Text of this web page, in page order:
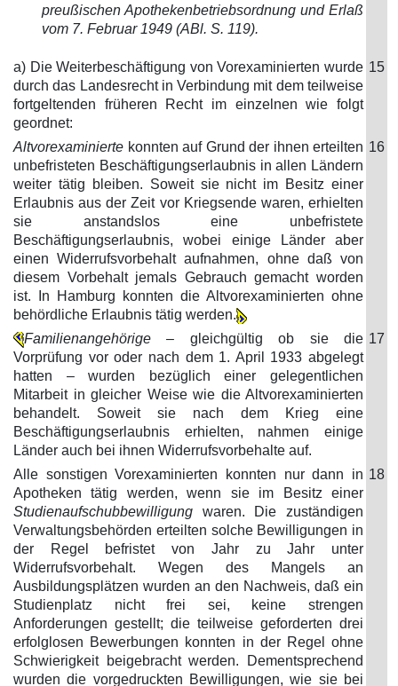
preußischen Apothekenbetriebsordnung und Erlaß
vom 7. Februar 1949 (ABl. S. 119).
a) Die Weiterbeschäftigung von Vorexaminierten wurde
durch das Landesrecht in Verbindung mit dem teilweise
fortgeltenden früheren Recht im einzelnen wie folgt
geordnet:
15
Altvorexaminierte konnten auf Grund der ihnen erteilten
unbefristeten Beschäftigungserlaubnis in allen Ländern
weiter tätig bleiben. Soweit sie nicht im Besitz einer
Erlaubnis aus der Zeit vor Kriegsende waren, erhielten
sie anstandslos eine unbefristete
Beschäftigungserlaubnis, wobei einige Länder aber
einen Widerrufsvorbehalt aufnahmen, ohne daß von
diesem Vorbehalt jemals Gebrauch gemacht worden
ist. In Hamburg konnten die Altvorexaminierten ohne
behördliche Erlaubnis tätig werden.
16
Familienangehörige – gleichgültig ob sie die
Vorprüfung vor oder nach dem 1. April 1933 abgelegt
hatten – wurden bezüglich einer gelegentlichen
Mitarbeit in gleicher Weise wie die Altvorexaminierten
behandelt. Soweit sie nach dem Krieg eine
Beschäftigungserlaubnis erhielten, nahmen einige
Länder auch bei ihnen Widerrufsvorbehalte auf.
17
Alle sonstigen Vorexaminierten konnten nur dann in
Apotheken tätig werden, wenn sie im Besitz einer
Studienaufschubbewilligung waren. Die zuständigen
Verwaltungsbehörden erteilten solche Bewilligungen in
der Regel befristet von Jahr zu Jahr unter
Widerrufsvorbehalt. Wegen des Mangels an
Ausbildungsplätzen wurden an den Nachweis, daß ein
Studienplatz nicht frei sei, keine strengen
Anforderungen gestellt; die teilweise geforderten drei
erfolglosen Bewerbungen konnten in der Regel ohne
Schwierigkeit beigebracht werden. Dementsprechend
wurden die vorgedruckten Bewilligungen, wie sie bei
18